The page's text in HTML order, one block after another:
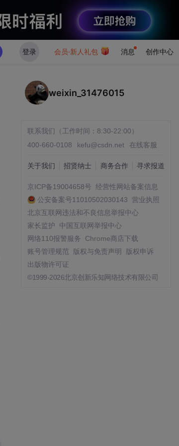
登录 会员·新人礼包 消息 创作中心
weixin_31476015
联系我们（工作时间：8:30-22:00）
400-660-0108
kefu@csdn.net 在线客服
关于我们 招贤纳士 商务合作 寻求报道
京ICP备19004658号 经营性网站备案信息
公安备案号11010502030143 营业执照
北京互联网违法和不良信息举报中心
家长监护
中国互联网举报中心
网络110报警服务
Chrome商店下载
账号管理规范
版权与免责声明
版权申诉
出版物许可证
©1999-2026北京创新乐知网络技术有限公司